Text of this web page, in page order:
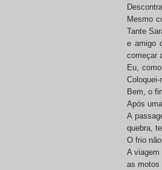
Mesmo
Tante
e amigo
começar
Eu,
Bem, o
Após
A
quebra,
O frio
A viagem
as motos